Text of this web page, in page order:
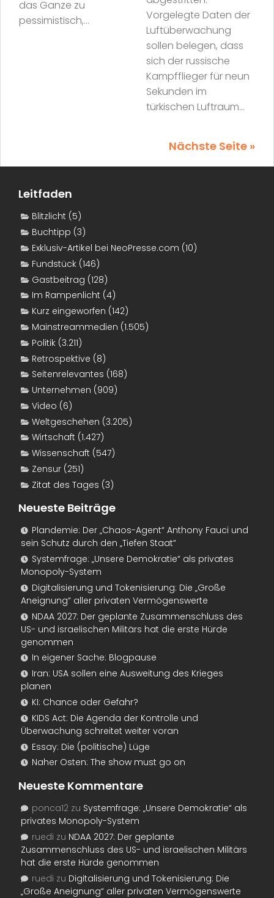
das Ganze zu
pessimistisch,...
Vorgelegte Daten der
Luftüberwachung
sollen belegen, dass
sich der russische
Kampfflieger für neun
Sekunden im
türkischen Luftraum...
Nächste Seite »
Leitfaden
Blitzlicht (5)
Buchtipp (3)
Exklusiv-Artikel bei NeoPresse.com (10)
Fundstück (146)
Gastbeitrag (128)
Im Rampenlicht (4)
Kurz eingeworfen (142)
Mainstreammedien (1.505)
Politik (3.211)
Retrospektive (8)
Seitenrelevantes (168)
Unternehmen (909)
Video (6)
Weltgeschehen (3.205)
Wirtschaft (1.427)
Wissenschaft (547)
Zensur (251)
Zitat des Tages (3)
Neueste Beiträge
Plandemie: Der „Chaos-Agent“ Anthony Fauci und
sein Schutz durch den „Tiefen Staat“
Systemfrage: „Unsere Demokratie“ als privates
Monopoly-System
Digitalisierung und Tokenisierung: Die „Große
Aneignung“ aller privaten Vermögenswerte
NDAA 2027: Der geplante Zusammenschluss des
US- und israelischen Militärs hat die erste Hürde
genommen
In eigener Sache: Blogpause
Iran: USA sollen eine Ausweitung des Krieges
planen
KI: Chance oder Gefahr?
KIDS Act: Die Agenda der Kontrolle und
Überwachung schreitet weiter voran
Essay: Die (politische) Lüge
Naher Osten: The show must go on
Neueste Kommentare
ponca12 zu Systemfrage: „Unsere Demokratie“ als
privates Monopoly-System
ruedi zu NDAA 2027: Der geplante
Zusammenschluss des US- und israelischen Militärs
hat die erste Hürde genommen
ruedi zu Digitalisierung und Tokenisierung: Die
„Große Aneignung“ aller privaten Vermögenswerte